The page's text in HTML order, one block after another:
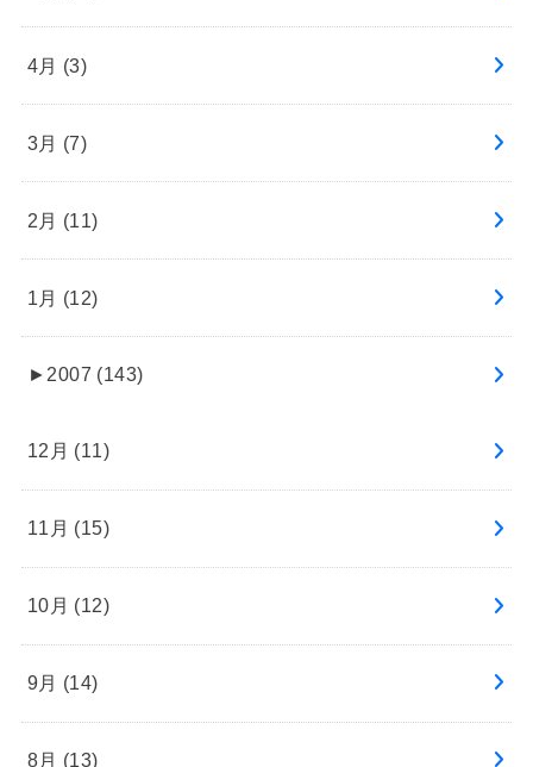
4月 (3)
3月 (7)
2月 (11)
1月 (12)
► 2007 (143)
12月 (11)
11月 (15)
10月 (12)
9月 (14)
8月 (13)